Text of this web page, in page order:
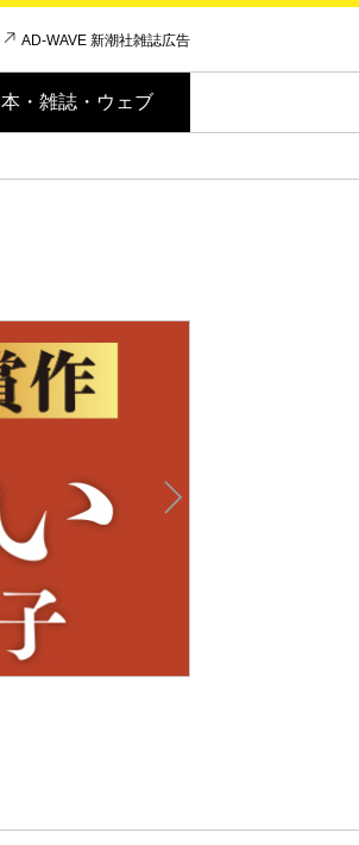
AD-WAVE 新潮社雑誌広告
本・雑誌・ウェブ